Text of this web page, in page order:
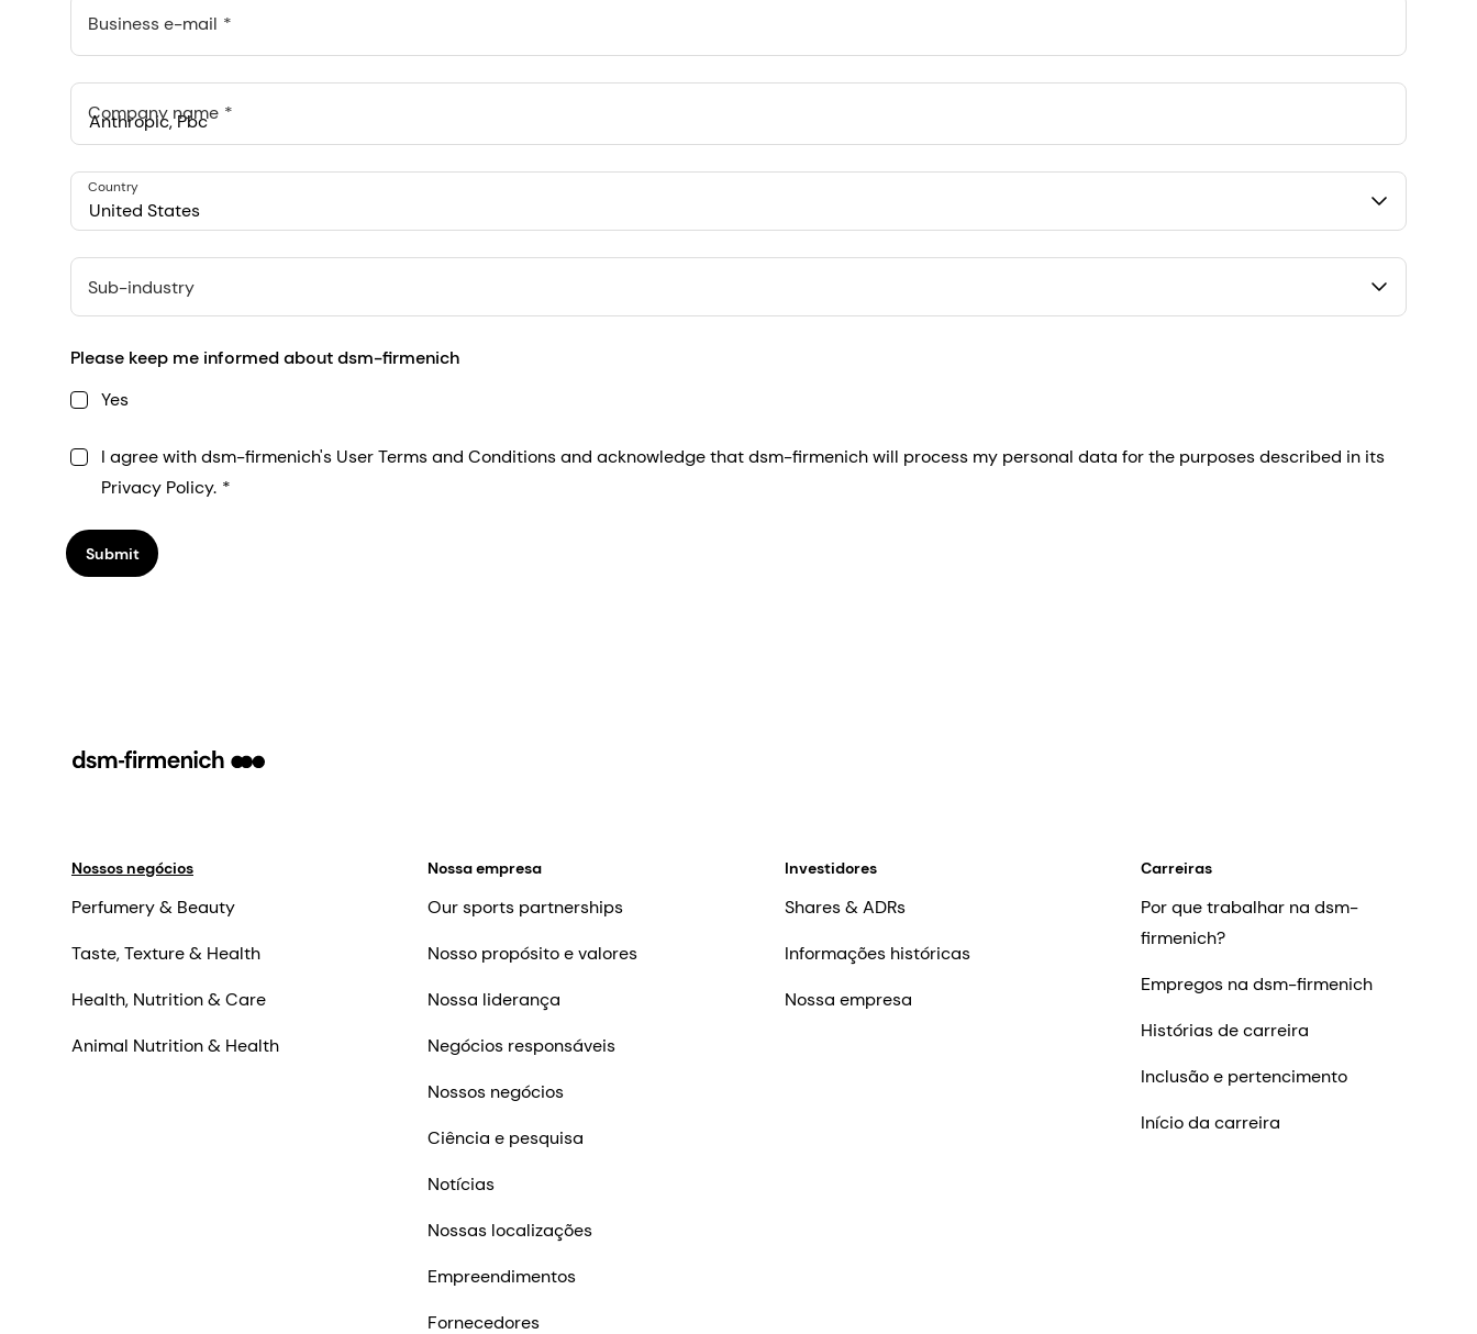
Business e-mail
Company name
Anthropic, PBC
548 Market St Pmb 90375, San Francisco, California, US
United States
Country
Sub-industry
Please keep me informed about dsm-firmenich
Yes
I agree with dsm-firmenich's User Terms and Conditions and acknowledge that dsm-firmenich will process my personal data for the purposes described in its
Privacy Policy.
Submit
Nossos negócios
Perfumery & Beauty
Taste, Texture & Health
Health, Nutrition & Care
Animal Nutrition & Health
Nossa empresa
Our sports partnerships
Nosso propósito e valores
Nossa liderança
Negócios responsáveis
Nossos negócios
Ciência e pesquisa
Notícias
Nossas localizações
Empreendimentos
Fornecedores
Investidores
Shares & ADRs
Informações históricas
Nossa empresa
Carreiras
Por que trabalhar na dsm-
firmenich?
Empregos na dsm-firmenich
Histórias de carreira
Inclusão e pertencimento
Início da carreira